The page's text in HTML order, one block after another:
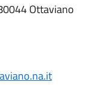
Ottaviano